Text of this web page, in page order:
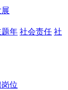
题年 社会责任 社
位